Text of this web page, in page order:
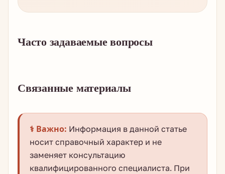
Часто задаваемые вопросы
Связанные материалы
⚕️ Важно: Информация в данной статье
носит справочный характер и не
заменяет консультацию
квалифицированного специалиста. При